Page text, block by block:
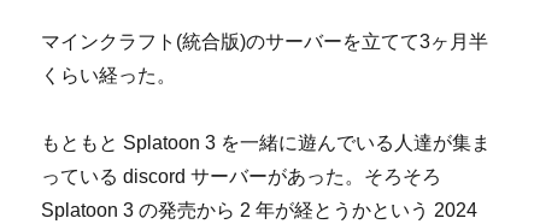
マインクラフト(統合版)のサーバーを立てて3ヶ月半
くらい経った。
もともと Splatoon 3 を一緒に遊んでいる人達が集ま
っている discord サーバーがあった。そろそろ
Splatoon 3 の発売から 2 年が経とうかという 2024